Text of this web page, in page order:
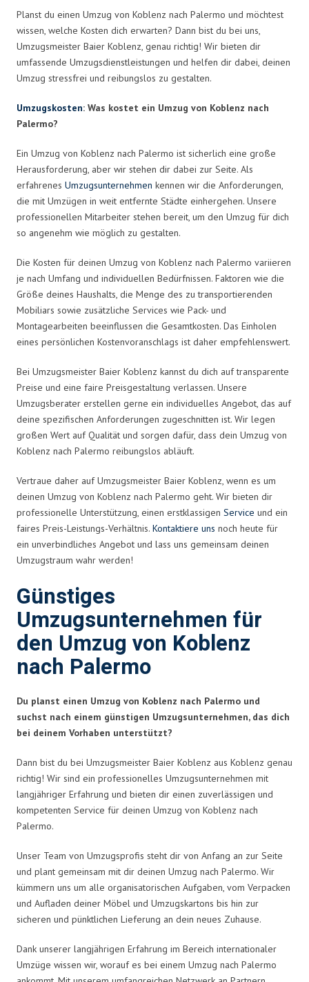
Planst du einen Umzug von Koblenz nach Palermo und möchtest
wissen, welche Kosten dich erwarten? Dann bist du bei uns,
Umzugsmeister Baier Koblenz, genau richtig! Wir bieten dir
umfassende Umzugsdienstleistungen und helfen dir dabei, deinen
Umzug stressfrei und reibungslos zu gestalten.
Umzugskosten: Was kostet ein Umzug von Koblenz nach
Palermo?
Ein Umzug von Koblenz nach Palermo ist sicherlich eine große
Herausforderung, aber wir stehen dir dabei zur Seite. Als
erfahrenes Umzugsunternehmen kennen wir die Anforderungen,
die mit Umzügen in weit entfernte Städte einhergehen. Unsere
professionellen Mitarbeiter stehen bereit, um den Umzug für dich
so angenehm wie möglich zu gestalten.
Die Kosten für deinen Umzug von Koblenz nach Palermo variieren
je nach Umfang und individuellen Bedürfnissen. Faktoren wie die
Größe deines Haushalts, die Menge des zu transportierenden
Mobiliars sowie zusätzliche Services wie Pack- und
Montagearbeiten beeinflussen die Gesamtkosten. Das Einholen
eines persönlichen Kostenvoranschlags ist daher empfehlenswert.
Bei Umzugsmeister Baier Koblenz kannst du dich auf transparente
Preise und eine faire Preisgestaltung verlassen. Unsere
Umzugsberater erstellen gerne ein individuelles Angebot, das auf
deine spezifischen Anforderungen zugeschnitten ist. Wir legen
großen Wert auf Qualität und sorgen dafür, dass dein Umzug von
Koblenz nach Palermo reibungslos abläuft.
Vertraue daher auf Umzugsmeister Baier Koblenz, wenn es um
deinen Umzug von Koblenz nach Palermo geht. Wir bieten dir
professionelle Unterstützung, einen erstklassigen Service und ein
faires Preis-Leistungs-Verhältnis. Kontaktiere uns noch heute für
ein unverbindliches Angebot und lass uns gemeinsam deinen
Umzugstraum wahr werden!
Günstiges
Umzugsunternehmen für
den Umzug von Koblenz
nach Palermo
Du planst einen Umzug von Koblenz nach Palermo und
suchst nach einem günstigen Umzugsunternehmen, das dich
bei deinem Vorhaben unterstützt?
Dann bist du bei Umzugsmeister Baier Koblenz aus Koblenz genau
richtig! Wir sind ein professionelles Umzugsunternehmen mit
langjähriger Erfahrung und bieten dir einen zuverlässigen und
kompetenten Service für deinen Umzug von Koblenz nach
Palermo.
Unser Team von Umzugsprofis steht dir von Anfang an zur Seite
und plant gemeinsam mit dir deinen Umzug nach Palermo. Wir
kümmern uns um alle organisatorischen Aufgaben, vom Verpacken
und Aufladen deiner Möbel und Umzugskartons bis hin zur
sicheren und pünktlichen Lieferung an dein neues Zuhause.
Dank unserer langjährigen Erfahrung im Bereich internationaler
Umzüge wissen wir, worauf es bei einem Umzug nach Palermo